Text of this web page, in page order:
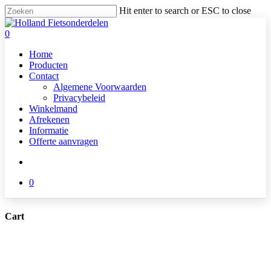
Skip
to
main
Hit enter to search or ESC to close
Close
Search
search
0
Home
Producten
Contact
Algemene Voorwaarden
Privacybeleid
Winkelmand
Afrekenen
Informatie
Offerte aanvragen
0
Cart